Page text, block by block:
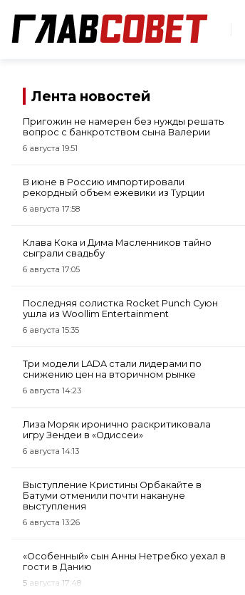
Лента новостей
Пригожин не намерен без нужды решать
вопрос с банкротством сына Валерии
6 августа 19:51
В июне в Россию импортировали
рекордный объем ежевики из Турции
6 августа 17:58
Клава Кока и Дима Масленников тайно
сыграли свадьбу
6 августа 17:05
Последняя солистка Rocket Punch Суюн
ушла из Woollim Entertainment
6 августа 15:35
Три модели LADA стали лидерами по
снижению цен на вторичном рынке
6 августа 14:23
Лиза Моряк иронично раскритиковала
игру Зендеи в «Одиссеи»
6 августа 14:13
Выступление Кристины Орбакайте в
Батуми отменили почти накануне
выступления
6 августа 13:26
«Особенный» сын Анны Нетребко уехал в
гости в Данию
5 августа 17:48